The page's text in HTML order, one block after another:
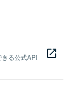
る公式API